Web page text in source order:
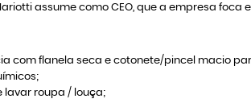
assume como CEO, que a empresa
com flanela seca e cotonete/pincel macio
lavar roupa / louça;